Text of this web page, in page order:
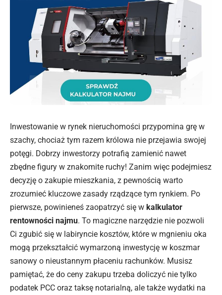
Inwestowanie w rynek nieruchomości przypomina grę w
szachy, chociaż tym razem królowa nie przejawia swojej
potęgi. Dobrzy inwestorzy potrafią zamienić nawet
zbędne figury w znakomite ruchy! Zanim więc podejmiesz
decyzję o zakupie mieszkania, z pewnością warto
zrozumieć kluczowe zasady rządzące tym rynkiem. Po
pierwsze, powinieneś zaopatrzyć się w kalkulator
rentowności najmu. To magiczne narzędzie nie pozwoli
Ci zgubić się w labiryncie kosztów, które w mgnieniu oka
mogą przekształcić wymarzoną inwestycję w koszmar
sanowy o nieustannym płaceniu rachunków. Musisz
pamiętać, że do ceny zakupu trzeba doliczyć nie tylko
podatek PCC oraz taksę notarialną, ale także wydatki na